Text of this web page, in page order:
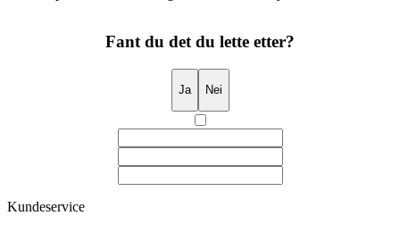
Fant du det du lette etter?
Ja Nei
Kundeservice